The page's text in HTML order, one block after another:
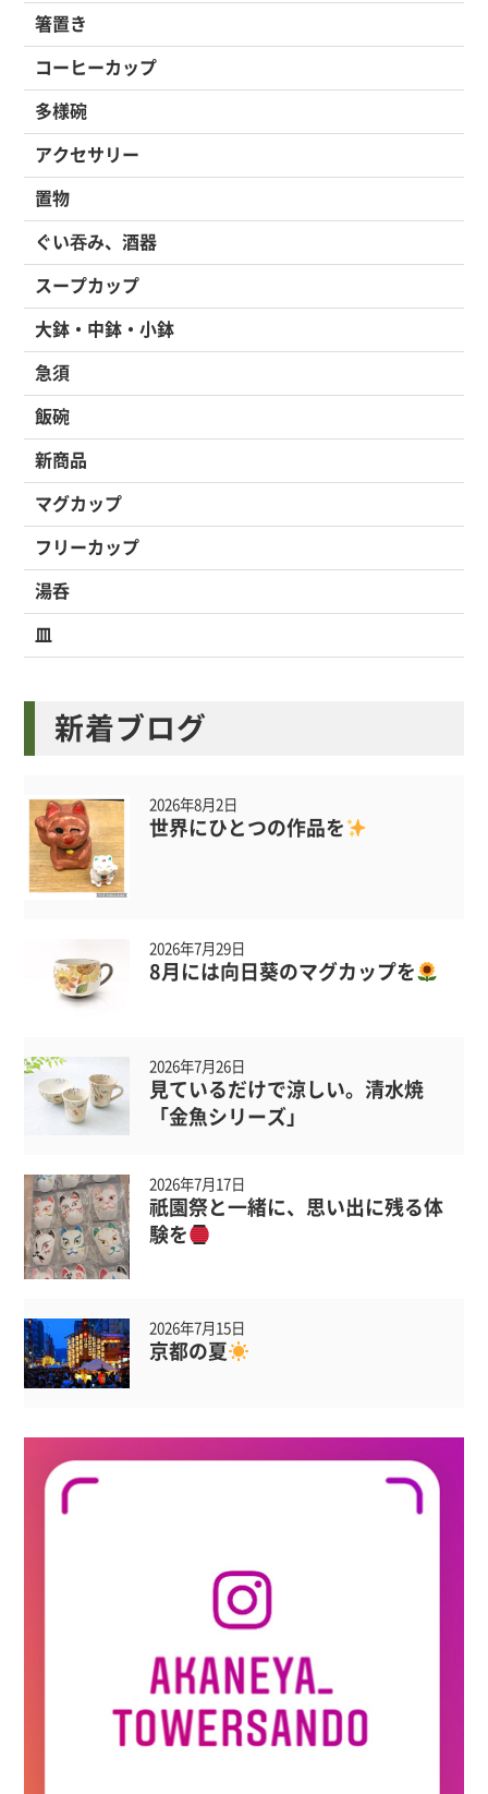
箸置き
コーヒーカップ
多様碗
アクセサリー
置物
ぐい吞み、酒器
スープカップ
大鉢・中鉢・小鉢
急須
飯碗
新商品
マグカップ
フリーカップ
湯呑
皿
新着ブログ
2026年8月2日
世界にひとつの作品を
2026年7月29日
8月には向日葵のマグカップを
2026年7月26日
見ているだけで涼しい。清水焼
「金魚シリーズ」
2026年7月17日
祇園祭と一緒に、思い出に残る体
験を
2026年7月15日
京都の夏